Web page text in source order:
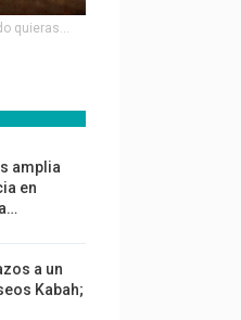
quieras...
amplia
en
a un
Kabah;